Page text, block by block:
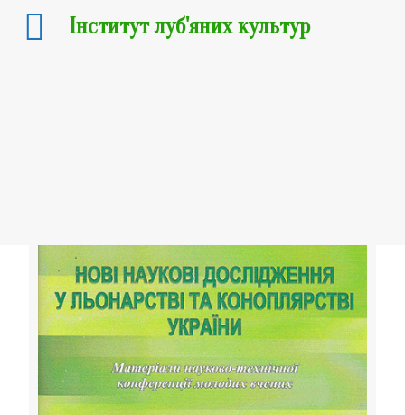
Інститут луб'яних культур